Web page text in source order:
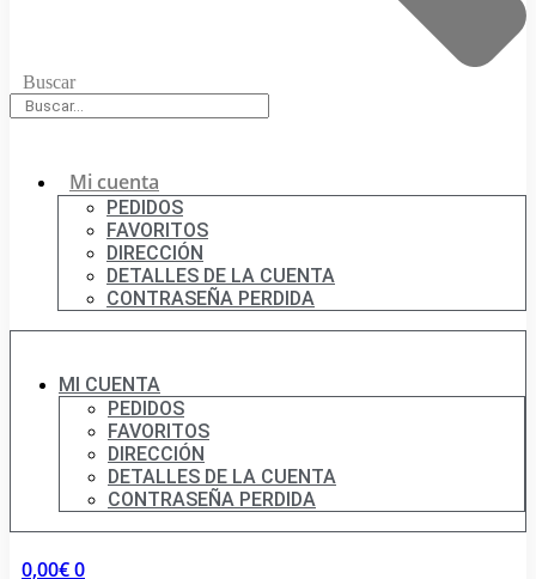
Buscar
Mi cuenta
PEDIDOS
FAVORITOS
DIRECCIÓN
DETALLES DE LA CUENTA
CONTRASEÑA PERDIDA
MI CUENTA
PEDIDOS
FAVORITOS
DIRECCIÓN
DETALLES DE LA CUENTA
CONTRASEÑA PERDIDA
0,00€0